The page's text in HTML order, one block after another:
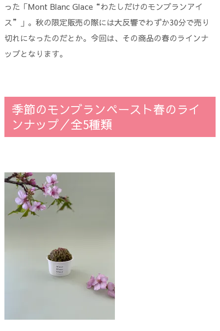
った「Mont Blanc Glace“わたしだけのモンブランアイ
ス”」。秋の限定販売の際には大反響でわずか30分で売り
切れになったのだとか。今回は、その商品の春のラインナ
ップとなります。
季節のモンブランペースト春のライ
ンナップ／全5種類